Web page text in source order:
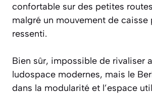
confortable sur des petites
malgré un mouvement de caisse
ressenti.
Bien sûr, impossible de rivaliser
ludospace modernes, mais le
dans la modularité et l’espace